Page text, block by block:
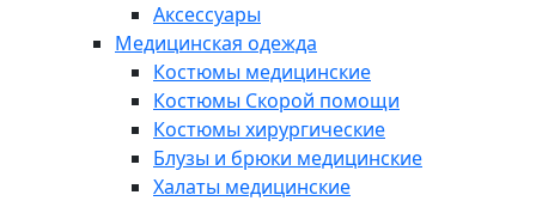
Аксессуары
Медицинская одежда
Костюмы медицинские
Костюмы Скорой помощи
Костюмы хирургические
Блузы и брюки медицинские
Халаты медицинские